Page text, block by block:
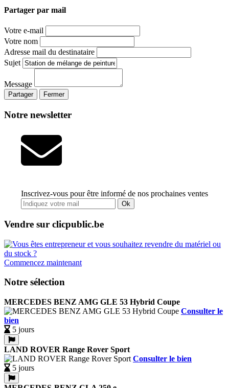
Partager par mail
Votre e-mail
Votre nom
Adresse mail du destinataire
Sujet
Message
Partager Fermer
Notre newsletter
Inscrivez-vous pour être informé de nos prochaines ventes
Ok
Vendre sur clicpublic.be
Commencez maintenant
Notre sélection
MERCEDES BENZ AMG GLE 53 Hybrid Coupe
Consulter le
bien
5 jours
LAND ROVER Range Rover Sport
Consulter le bien
5 jours